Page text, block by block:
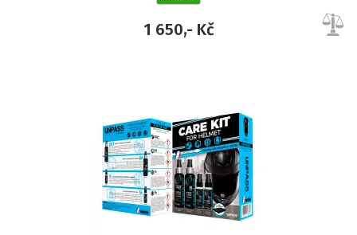
1 650,- Kč